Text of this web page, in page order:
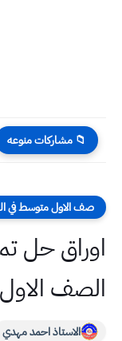
📁 مشاركات منوعه
صف الاول متوسط في
اوراق حل
الصف
الاستاذ احمد مهدي